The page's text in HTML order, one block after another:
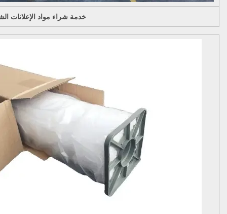
خدمة شراء مواد الإعلانات